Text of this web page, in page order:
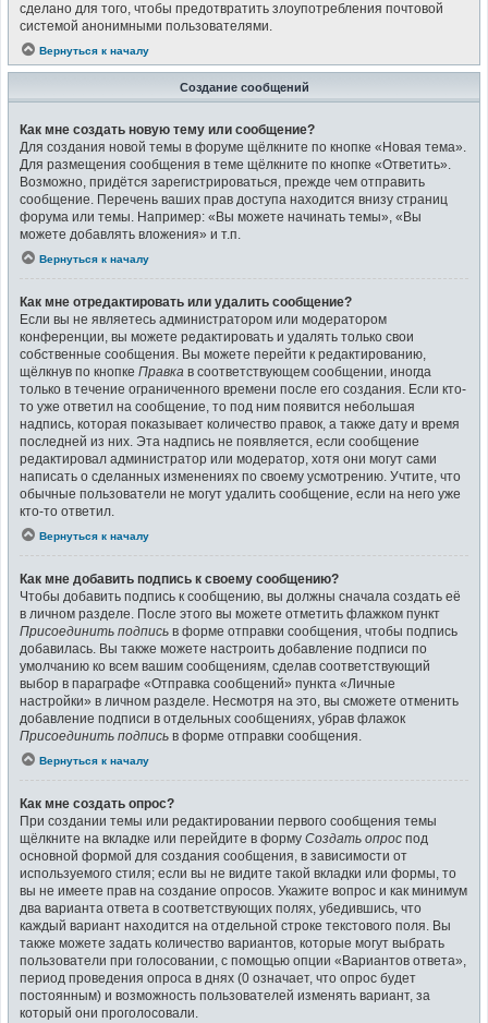
сделано для того, чтобы предотвратить злоупотребления почтовой
системой анонимными пользователями.
Вернуться к началу
Создание сообщений
Как мне создать новую тему или сообщение?
Для создания новой темы в форуме щёлкните по кнопке «Новая тема».
Для размещения сообщения в теме щёлкните по кнопке «Ответить».
Возможно, придётся зарегистрироваться, прежде чем отправить
сообщение. Перечень ваших прав доступа находится внизу страниц
форума или темы. Например: «Вы можете начинать темы», «Вы
можете добавлять вложения» и т.п.
Вернуться к началу
Как мне отредактировать или удалить сообщение?
Если вы не являетесь администратором или модератором
конференции, вы можете редактировать и удалять только свои
собственные сообщения. Вы можете перейти к редактированию,
щёлкнув по кнопке Правка в соответствующем сообщении, иногда
только в течение ограниченного времени после его создания. Если кто-
то уже ответил на сообщение, то под ним появится небольшая
надпись, которая показывает количество правок, а также дату и время
последней из них. Эта надпись не появляется, если сообщение
редактировал администратор или модератор, хотя они могут сами
написать о сделанных изменениях по своему усмотрению. Учтите, что
обычные пользователи не могут удалить сообщение, если на него уже
кто-то ответил.
Вернуться к началу
Как мне добавить подпись к своему сообщению?
Чтобы добавить подпись к сообщению, вы должны сначала создать её
в личном разделе. После этого вы можете отметить флажком пункт
Присоединить подпись в форме отправки сообщения, чтобы подпись
добавилась. Вы также можете настроить добавление подписи по
умолчанию ко всем вашим сообщениям, сделав соответствующий
выбор в параграфе «Отправка сообщений» пункта «Личные
настройки» в личном разделе. Несмотря на это, вы сможете отменить
добавление подписи в отдельных сообщениях, убрав флажок
Присоединить подпись в форме отправки сообщения.
Вернуться к началу
Как мне создать опрос?
При создании темы или редактировании первого сообщения темы
щёлкните на вкладке или перейдите в форму Создать опрос под
основной формой для создания сообщения, в зависимости от
используемого стиля; если вы не видите такой вкладки или формы, то
вы не имеете прав на создание опросов. Укажите вопрос и как минимум
два варианта ответа в соответствующих полях, убедившись, что
каждый вариант находится на отдельной строке текстового поля. Вы
также можете задать количество вариантов, которые могут выбрать
пользователи при голосовании, с помощью опции «Вариантов ответа»,
период проведения опроса в днях (0 означает, что опрос будет
постоянным) и возможность пользователей изменять вариант, за
который они проголосовали.